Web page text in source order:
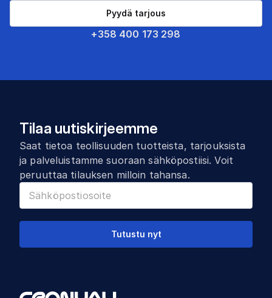
+358 400 173 298
Pyydä tarjous
Tilaa uutiskirjeemme
Saat tietoa teollisuuden tuotteista, tarjouksista
ja palveluistamme suoraan sähköpostiisi. Voit
peruuttaa tilauksen milloin tahansa.
Tutustu nyt